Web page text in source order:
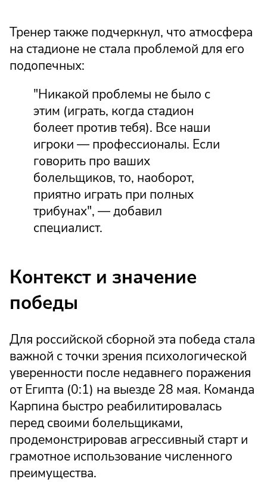
Тренер также подчеркнул, что атмосфера
на стадионе не стала проблемой для его
подопечных:
"Никакой проблемы не было с
этим (играть, когда стадион
болеет против тебя). Все наши
игроки — профессионалы. Если
говорить про ваших
болельщиков, то, наоборот,
приятно играть при полных
трибунах", — добавил
специалист.
Контекст и значение
победы
Для российской сборной эта победа стала
важной с точки зрения психологической
уверенности после недавнего поражения
от Египта (0:1) на выезде 28 мая. Команда
Карпина быстро реабилитировалась
перед своими болельщиками,
продемонстрировав агрессивный старт и
грамотное использование численного
преимущества.